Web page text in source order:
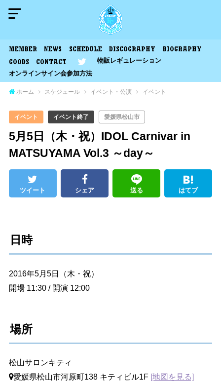
MEMBER NEWS SCHEDULE DISCOGRAPHY
BIOGRAPHY
GOODS
CONTACT
物販レギュレーション
オンラインサイン会参加方法
ホーム スケジュール イベント・公演 イベント
イベント イベント終了 愛媛県松山市
5月5日（木・祝）IDOL Carnivar in
MATSUYAMA Vol.3 ～day～
ツイート シェア 送る はてブ
日時
2016年5月5日（木・祝）
開場 11:30 / 開演 12:00
場所
松山サロンキティ
愛媛県松山市河原町138 キティビル1F [地図を見る]